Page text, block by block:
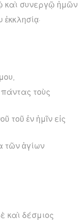
καὶ συνεργῷ ἡμῶν
πάντας τοὺς
τοῦ ἐν ἡμῖν εἰς
τῶν ἁγίων
καὶ δέσμιος